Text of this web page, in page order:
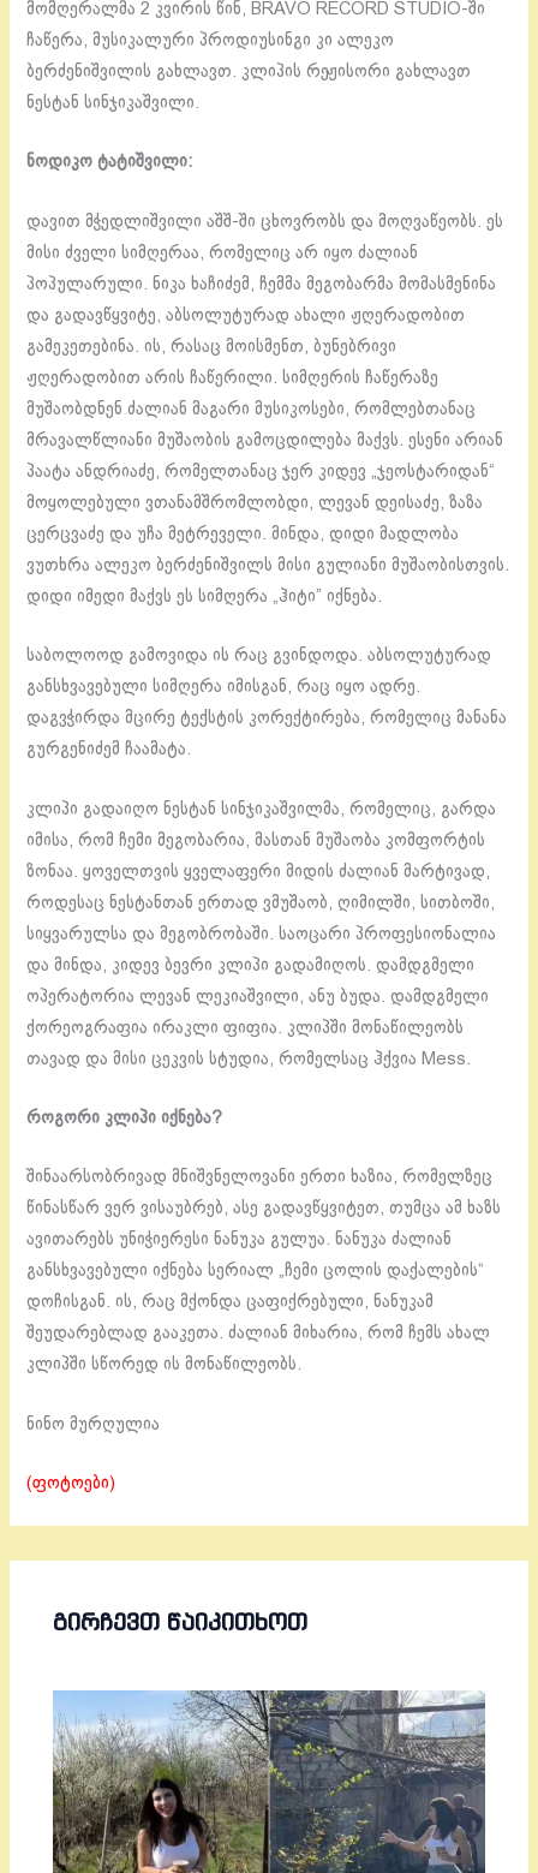
მომღერალმა 2 კვირის წინ, BRAVO RECORD STUDIO-ში
ჩაწერა, მუსიკალური პროდიუსინგი კი ალეკო
ბერძენიშვილის გახლავთ. კლიპის რეჟისორი გახლავთ
ნესტან სინჯიკაშვილი.
ნოდიკო ტატიშვილი:
დავით მჭედლიშვილი აშშ-ში ცხოვრობს და მოღვაწეობს. ეს
მისი ძველი სიმღერაა, რომელიც არ იყო ძალიან
პოპულარული. ნიკა ხაჩიძემ, ჩემმა მეგობარმა მომასმენინა
და გადავწყვიტე, აბსოლუტურად ახალი ჟღერადობით
გამეკეთებინა. ის, რასაც მოისმენთ, ბუნებრივი
ჟღერადობით არის ჩაწერილი. სიმღერის ჩაწერაზე
მუშაობდნენ ძალიან მაგარი მუსიკოსები, რომლებთანაც
მრავალწლიანი მუშაობის გამოცდილება მაქვს. ესენი არიან
პაატა ანდრიაძე, რომელთანაც ჯერ კიდევ „ჯეოსტარიდან“
მოყოლებული ვთანამშრომლობდი, ლევან დეისაძე, ზაზა
ცერცვაძე და უჩა მეტრეველი. მინდა, დიდი მადლობა
ვუთხრა ალეკო ბერძენიშვილს მისი გულიანი მუშაობისთვის.
დიდი იმედი მაქვს ეს სიმღერა „ჰიტი” იქნება.
საბოლოოდ გამოვიდა ის რაც გვინდოდა. აბსოლუტურად
განსხვავებული სიმღერა იმისგან, რაც იყო ადრე.
დაგვჭირდა მცირე ტექსტის კორექტირება, რომელიც მანანა
გურგენიძემ ჩაამატა.
კლიპი გადაიღო ნესტან სინჯიკაშვილმა, რომელიც, გარდა
იმისა, რომ ჩემი მეგობარია, მასთან მუშაობა კომფორტის
ზონაა. ყოველთვის ყველაფერი მიდის ძალიან მარტივად,
როდესაც ნესტანთან ერთად ვმუშაობ, ღიმილში, სითბოში,
სიყვარულსა და მეგობრობაში. საოცარი პროფესიონალია
და მინდა, კიდევ ბევრი კლიპი გადამიღოს. დამდგმელი
ოპერატორია ლევან ლეკიაშვილი, ანუ ბუდა. დამდგმელი
ქორეოგრაფია ირაკლი ფიფია. კლიპში მონაწილეობს
თავად და მისი ცეკვის სტუდია, რომელსაც ჰქვია Mess.
როგორი კლიპი იქნება?
შინაარსობრივად მნიშვნელოვანი ერთი ხაზია, რომელზეც
წინასწარ ვერ ვისაუბრებ, ასე გადავწყვიტეთ, თუმცა ამ ხაზს
ავითარებს უნიჭიერესი ნანუკა გულუა. ნანუკა ძალიან
განსხვავებული იქნება სერიალ „ჩემი ცოლის დაქალების“
დოჩისგან. ის, რაც მქონდა ცაფიქრებული, ნანუკამ
შეუდარებლად გააკეთა. ძალიან მიხარია, რომ ჩემს ახალ
კლიპში სწორედ ის მონაწილეობს.
ნინო მურღულია
(ფოტოები)
ᲒᲘᲠᲩᲔᲕᲗ ᲬᲐᲘᲙᲘᲗᲮᲝᲗ